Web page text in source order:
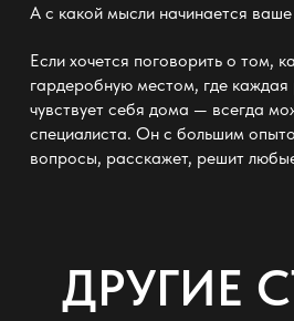
А с какой мысли начинается ваше
Если хочется поговорить о том,
гардеробнуюместом, где
чувствует себя дома — всегда
специалиста. Он с большим
вопросы, расскажет, решит
ДРУГИЕ